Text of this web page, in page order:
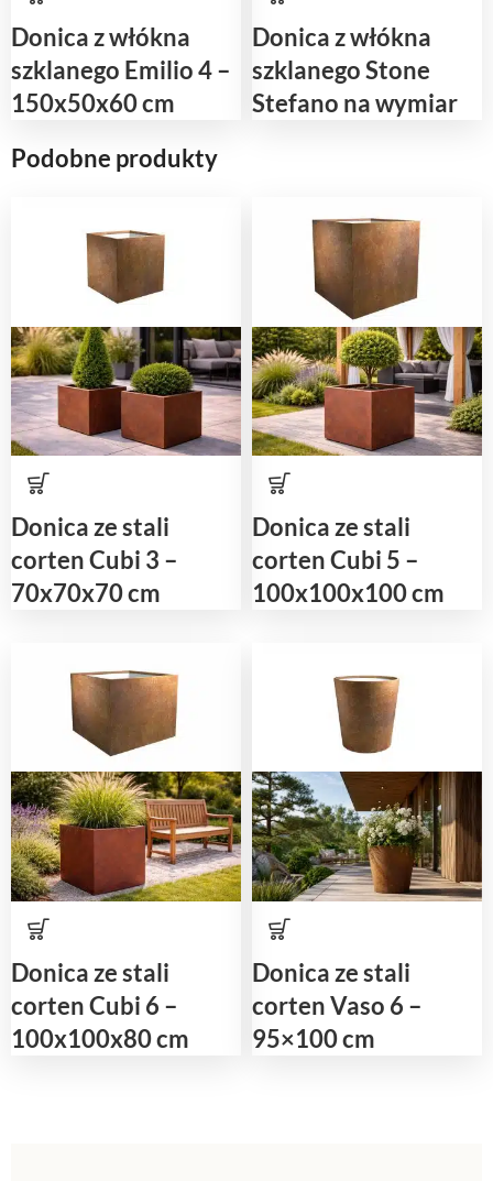
Donica z włókna
szklanego Emilio 4 –
150x50x60 cm
Donica z włókna
szklanego Stone
Stefano na wymiar
Podobne produkty
Donica ze stali
corten Cubi 3 –
70x70x70 cm
Donica ze stali
corten Cubi 5 –
100x100x100 cm
Donica ze stali
corten Cubi 6 –
100x100x80 cm
Donica ze stali
corten Vaso 6 –
95×100 cm